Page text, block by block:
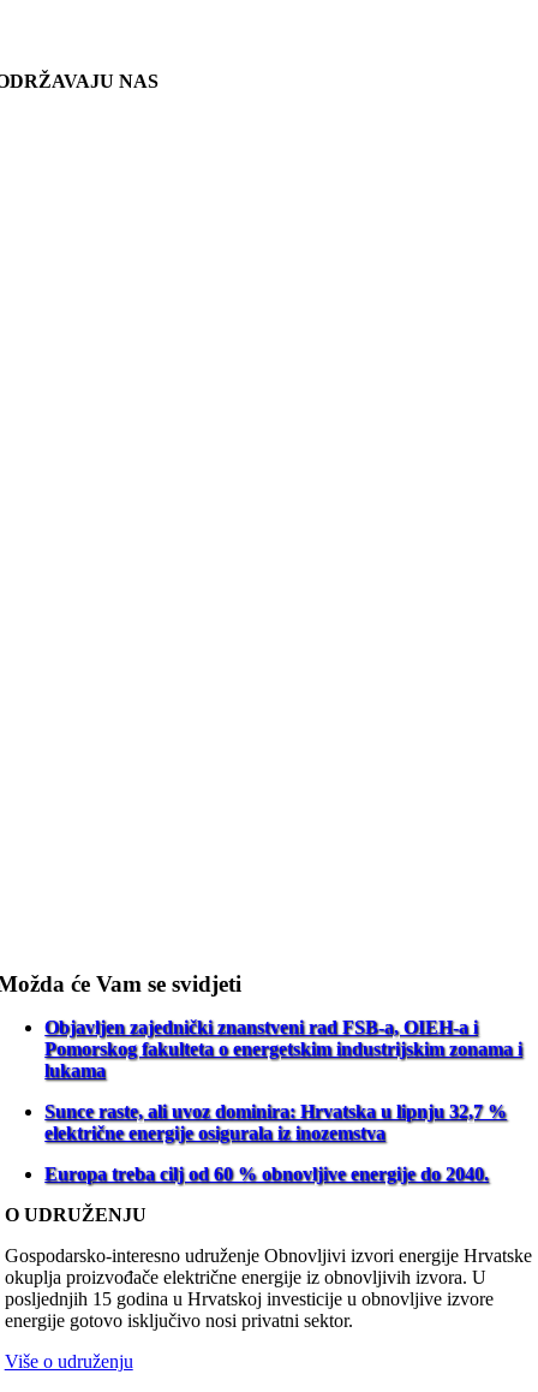
NAS
će Vam se svidjeti
Objavljen zajednički znanstveni rad FSB-a, OIEH-a i
Pomorskog fakulteta o energetskim industrijskim zonama i
lukama
Sunce raste, ali uvoz dominira: Hrvatska u lipnju 32,7 %
električne energije osigurala iz inozemstva
Europa treba cilj od 60 % obnovljive energije do 2040.
O UDRUŽENJU
Gospodarsko-interesno udruženje Obnovljivi izvori energije Hrvatske
okuplja proizvođače električne energije iz obnovljivih izvora. U
posljednjih 15 godina u Hrvatskoj investicije u obnovljive izvore
energije gotovo isključivo nosi privatni sektor.
Više o udruženju